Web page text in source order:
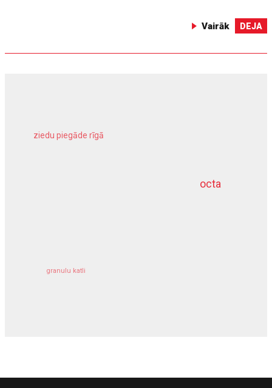
Vairāk DEJA
octa
ziedu piegāde rīgā
granulu katli
dziļurbums